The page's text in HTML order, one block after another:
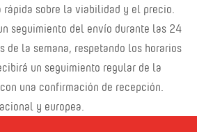
rápida sobre la viabilidad y el precio.
seguimiento del envío durante las 24
de la semana, respetando los horarios
un seguimiento regular de la
una confirmación de recepción.
y europea.